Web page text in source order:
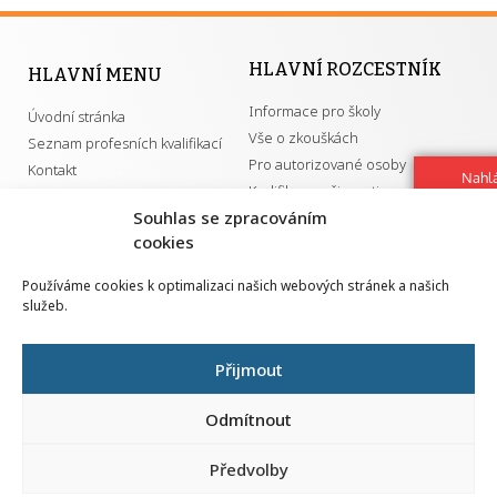
Souhlas se zpracováním
cookies
Používáme cookies k optimalizaci našich webových stránek a našich
služeb.
Přijmout
Odmítnout
Předvolby
HLAVNÍ MENU
Úvodní stránka
Seznam profesních kvalifikací
Kontakt
HLAVNÍ ROZCESTNÍK
Informace pro školy
Vše o zkouškách
Pro autorizované osoby
Kvalifikace a živnosti
GDPR
Národní pedagogický institut ČR
Senovážné náměstí 25
110 00 Praha 1